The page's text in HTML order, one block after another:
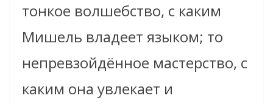
тонкое волшебство, с каким
Мишель владеет языком; то
непревзойдённое мастерство, с
каким она увлекает и